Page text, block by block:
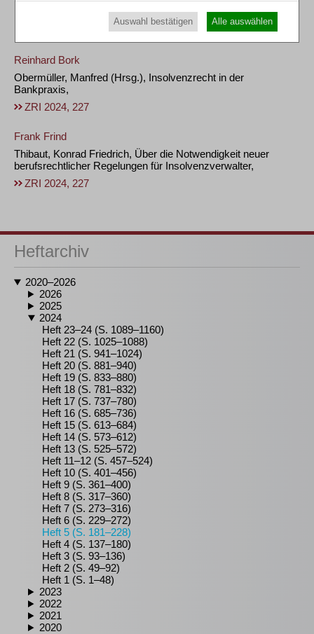
Reinhard Bork
Obermüller, Manfred (Hrsg.), Insolvenzrecht in der
Bankpraxis,
ZRI 2024, 227
Frank Frind
Thibaut, Konrad Friedrich, Über die Notwendigkeit neuer
berufsrechtlicher Regelungen für Insolvenzverwalter,
ZRI 2024, 227
Heftarchiv
2020–2026
2026
2025
2024
Heft 23–24 (S. 1089–1160)
Heft 22 (S. 1025–1088)
Heft 21 (S. 941–1024)
Heft 20 (S. 881–940)
Heft 19 (S. 833–880)
Heft 18 (S. 781–832)
Heft 17 (S. 737–780)
Heft 16 (S. 685–736)
Heft 15 (S. 613–684)
Heft 14 (S. 573–612)
Heft 13 (S. 525–572)
Heft 11–12 (S. 457–524)
Heft 10 (S. 401–456)
Heft 9 (S. 361–400)
Heft 8 (S. 317–360)
Heft 7 (S. 273–316)
Heft 6 (S. 229–272)
Heft 5 (S. 181–228)
Heft 4 (S. 137–180)
Heft 3 (S. 93–136)
Heft 2 (S. 49–92)
Heft 1 (S. 1–48)
2023
2022
2021
2020
Auswahl bestätigen Alle auswählen